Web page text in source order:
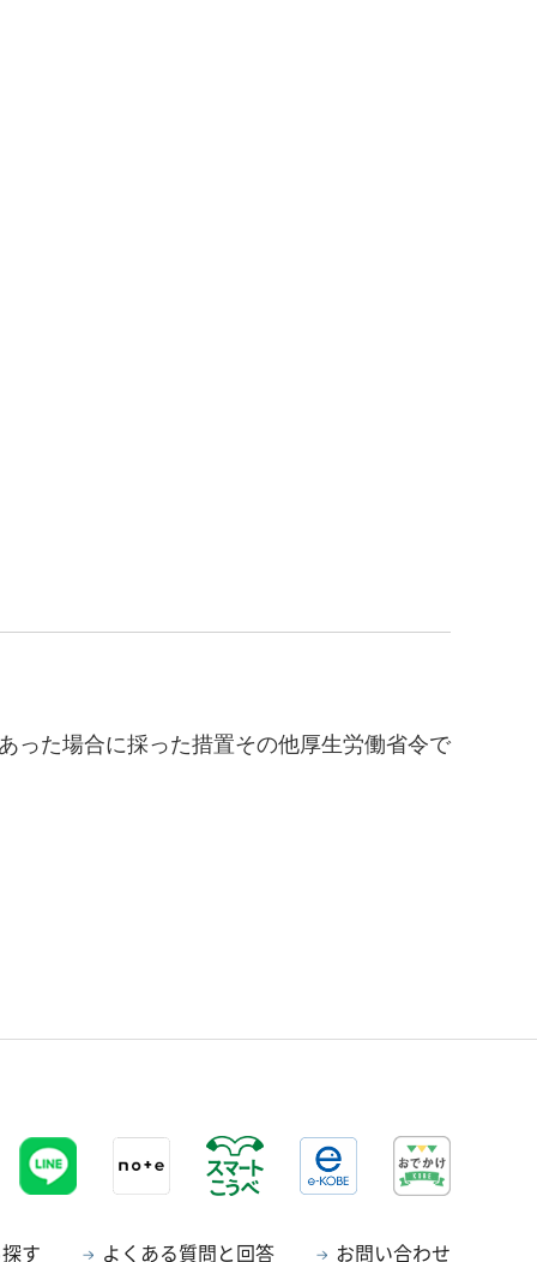
た場合に採った措置その他厚生労働省令で
す よくある質問と回答 お問い合わせ